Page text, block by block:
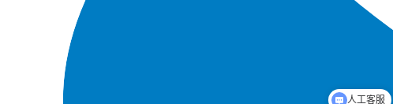
人工客服